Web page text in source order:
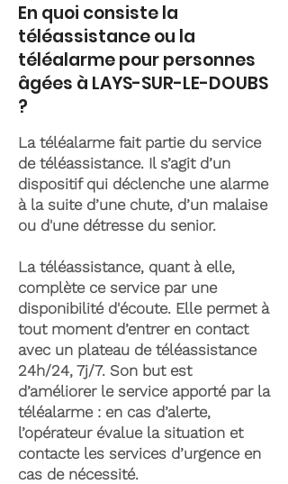
En quoi consiste la
téléassistance ou la
téléalarme pour personnes
âgées à LAYS-SUR-LE-DOUBS
?
La téléalarme fait partie du service
de téléassistance. Il s’agit d’un
dispositif qui déclenche une alarme
à la suite d’une chute, d’un malaise
ou d'une détresse du senior.
La téléassistance, quant à elle,
complète ce service par une
disponibilité d'écoute. Elle permet à
tout moment d’entrer en contact
avec un plateau de téléassistance
24h/24, 7j/7. Son but est
d’améliorer le service apporté par la
téléalarme : en cas d’alerte,
l’opérateur évalue la situation et
contacte les services d’urgence en
cas de nécessité.